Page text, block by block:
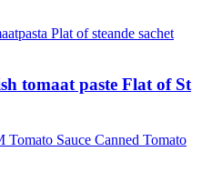
tomaat paste Flat of St